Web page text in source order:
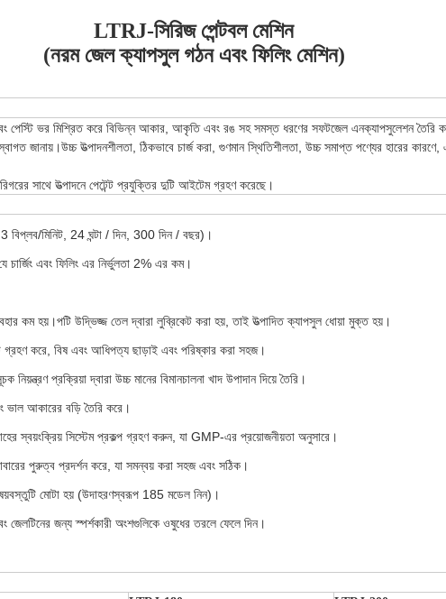
LTRJ-সিরিজ পেন্টবল মেশিন
(নরম জেল ক্যাপসুল গঠন এবং ফিলিং মেশিন)
ভর মিশ্রিত করে বিভিন্ন আকার, আকৃতি এবং রঙ সহ সমস্ত ধরণের সফটজেল এনক্যাপসুলেশন তৈরি
উত্পাদনশীলতা, ঠিকভাবে চার্জ করা, গুণমান স্থিতিশীলতা, উচ্চ সমাপ্ত পণ্যের হারের কারণে,
সাথে উত্পাদনে পেটেন্ট প্রযুক্তির দুটি আইটেম গ্রহণ করেছে।
বিপ্লব/মিনিট, 24 ঘন্টা / দিন, 300 দিন / বছর)।
চার্জিং এবং ফিলিং এর নির্ভুলতা 2% এর কম।
কম হয়।পটি উদ্ভিজ্জ তেল দ্বারা লুব্রিকেট করা হয়, তাই উত্পাদিত ক্যাপসুল ধোয়া মুক্ত হয়।
গ্রহণ করে, বিষ এবং আধিপত্য ছাড়াই এবং পরিষ্কার করা সহজ।
প্রক্রিয়া দ্বারা উচ্চ মানের বিমানচালনা খাদ উপাদান দিয়ে তৈরি।
ভাল আকারের বড়ি তৈরি করে।
স্বয়ংক্রিয় সিস্টেম প্রকল্প গ্রহণ করুন, যা GMP-এর প্রয়োজনীয়তা অনুসারে।
পুরুত্ব প্রদর্শন করে, যা সমন্বয় করা সহজ এবং সঠিক।
মোটা হয় (উদাহরণস্বরূপ 185 মডেল নিন)।
জন্য স্পর্শকারী অংশগুলিকে ওষুধের তরলে ফেলে দিন।